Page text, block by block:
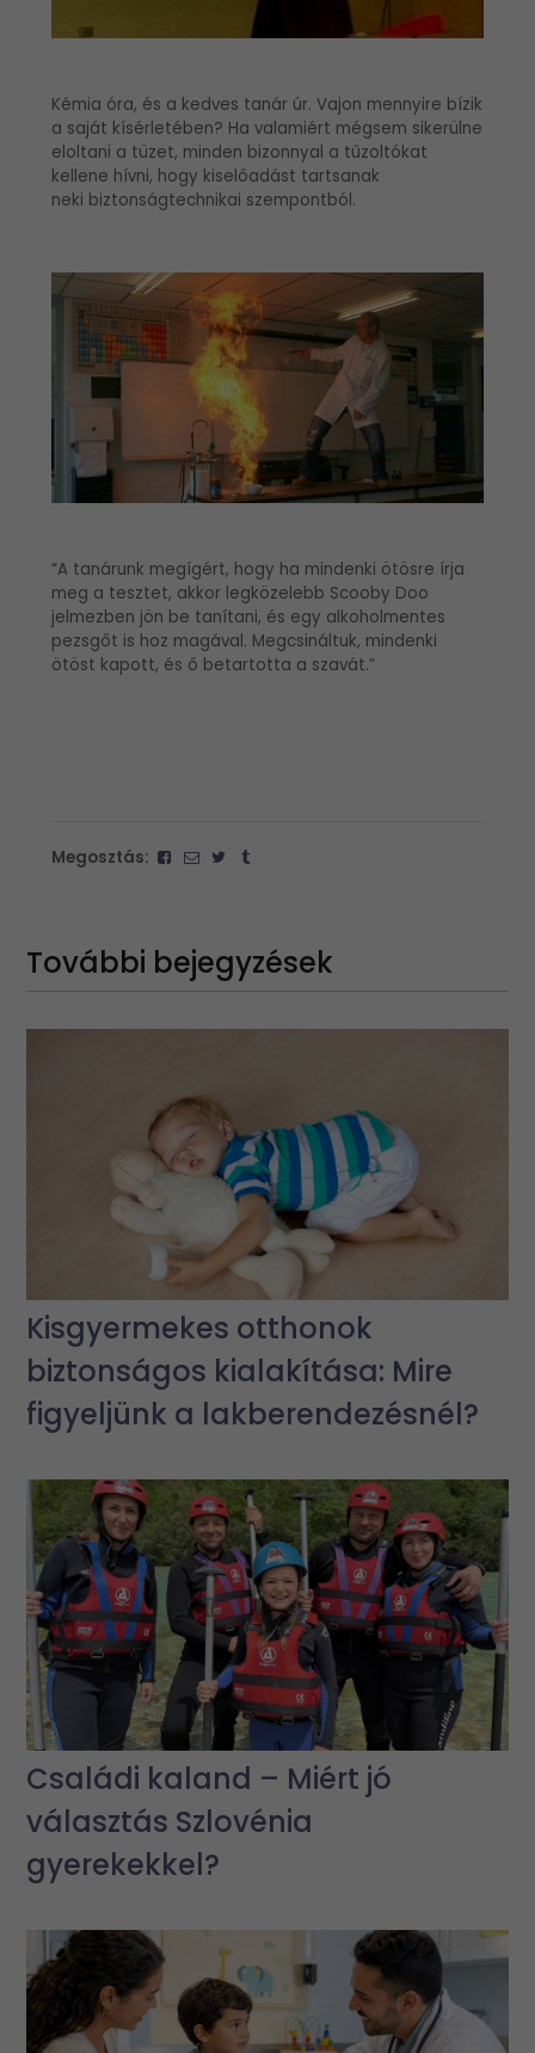
Kémia óra, és a kedves tanár úr. Vajon mennyire bízik
a saját kísérletében? Ha valamiért mégsem sikerülne
eloltani a tüzet, minden bizonnyal a tűzoltókat
kellene hívni, hogy kiselőadást tartsanak
neki biztonságtechnikai szempontból.
“A tanárunk megígért, hogy ha mindenki ötösre írja
meg a tesztet, akkor legközelebb Scooby Doo
jelmezben jön be tanítani, és egy alkoholmentes
pezsgőt is hoz magával. Megcsináltuk, mindenki
ötöst kapott, és ő betartotta a szavát.”
Megosztás:
További bejegyzések
Kisgyermekes otthonok
biztonságos kialakítása: Mire
figyeljünk a lakberendezésnél?
Családi kaland – Miért jó
választás Szlovénia
gyerekekkel?